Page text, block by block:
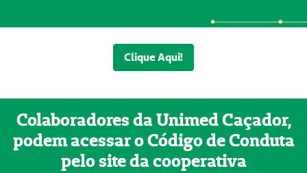
Clique Aqui!
Colaboradores da Unimed Caçador,
podem acessar o Código de Conduta
pelo site da cooperativa